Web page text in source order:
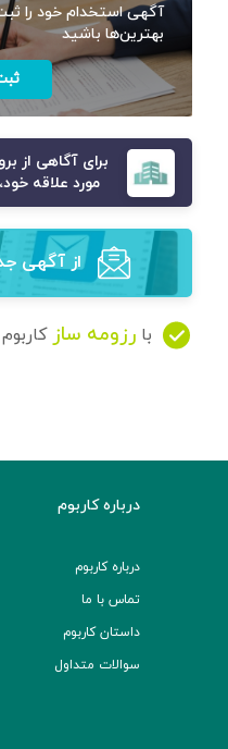
آگهی استخدام خود را
بهترین‌ها باشید
برای آگاهی از
مورد علاقه
از آگهی‌
با رزومه ساز
درباره کاربوم
درباره کاربوم
تماس با ما
داستان کاربوم
سوالات متداول